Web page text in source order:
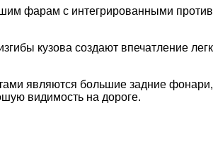
фарам с интегрированными
кузова создают впечатление
являются большие задние
видимость на дороге.